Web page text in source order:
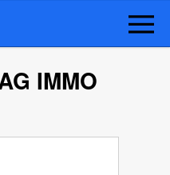
IMMO